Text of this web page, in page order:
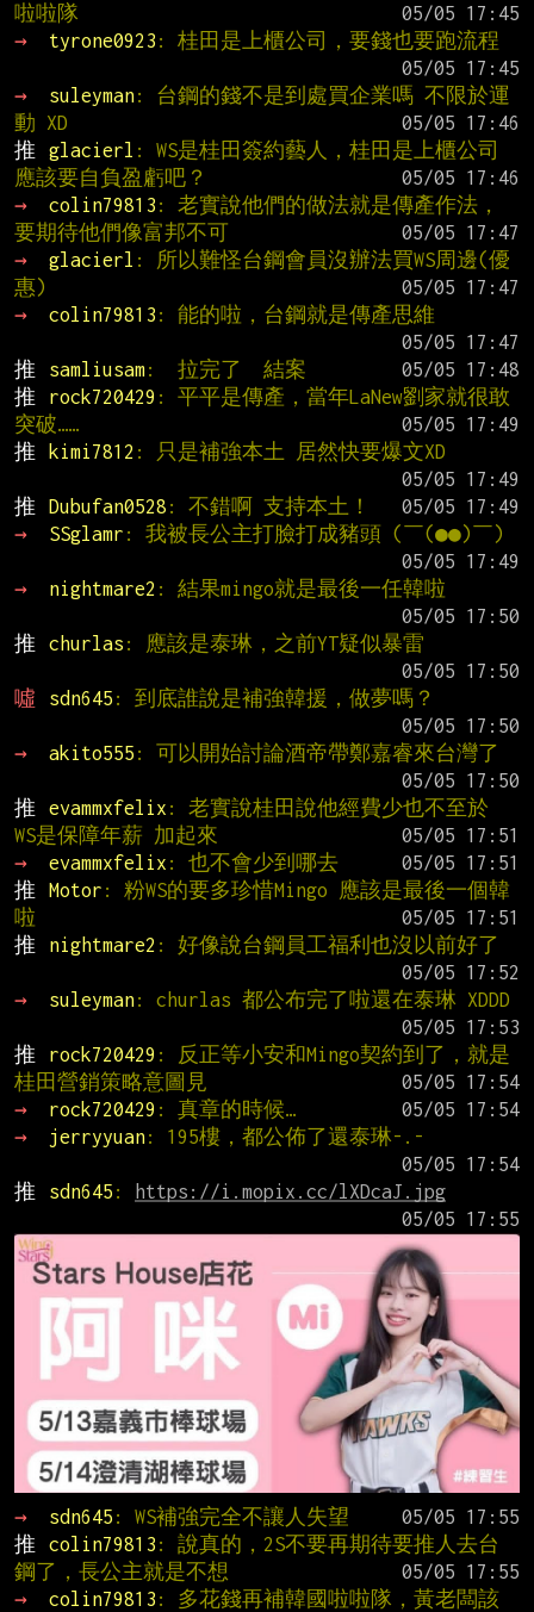
啦啦隊
→
tyrone0923 : 桂田是上櫃公司，要錢也要跑流程
→
suleyman: 台鋼的錢不是到處買企業嗎 不限於運
動 XD
推
glacierl : WS是桂田簽約藝人，桂田是上櫃公司
應該要自負盈虧吧？
→
colin79813 : 老實說他們的做法就是傳產作法，
要期待他們像富邦不可
→
glacierl : 所以難怪台鋼會員沒辦法買WS周邊(優
惠)
→
colin79813 : 能的啦，台鋼就是傳產思維
推
samliusam:  拉完了  結案
推
rock720429 : 平平是傳產，當年LaNew劉家就很敢
突破……
推
kimi7812 : 只是補強本土 居然快要爆文XD
推
Dubufan0528 : 不錯啊 支持本土！
→
SSglamr : 我被長公主打臉打成豬頭 (￣(●●)￣)
→
nightmare2 : 結果mingo就是最後一任韓啦
推
churlas : 應該是泰琳，之前YT疑似暴雷
噓
sdn645 : 到底誰說是補強韓援，做夢嗎？
→
akito555 : 可以開始討論酒帝帶鄭嘉睿來台灣了
推
evammxfelix : 老實說桂田說他經費少也不至於
WS是保障年薪 加起來
→
evammxfelix : 也不會少到哪去
推
Motor : 粉WS的要多珍惜Mingo 應該是最後一個韓
啦
推
nightmare2 : 好像說台鋼員工福利也沒以前好了
→
suleyman: churlas 都公布完了啦還在泰琳 XDDD
推
rock720429 : 反正等小安和Mingo契約到了，就是
桂田營銷策略意圖見
→
rock720429 : 真章的時候…
→
jerryyuan: 195樓，都公佈了還泰琳-.-
推
sdn645 :
https://i.mopix.cc/lXDcaJ.jpg
→ sdn645 : WS補強完全不讓人失望
推
colin79813 : 說真的，2S不要再期待要推人去台
鋼了，長公主就是不想
→
colin79813 : 多花錢再補韓國啦啦隊，黃老闆該